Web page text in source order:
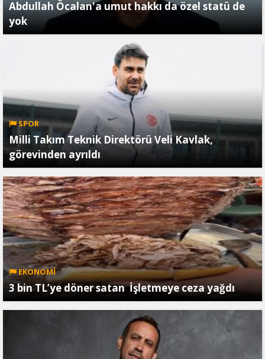
Abdullah Öcalan'a umut hakkı da özel statü de
yok
SPOR
Milli Takım Teknik Direktörü Veli Kavlak,
görevinden ayrıldı
EKONOMİ
3 bin TL’ye döner satan İşletmeye ceza yağdı